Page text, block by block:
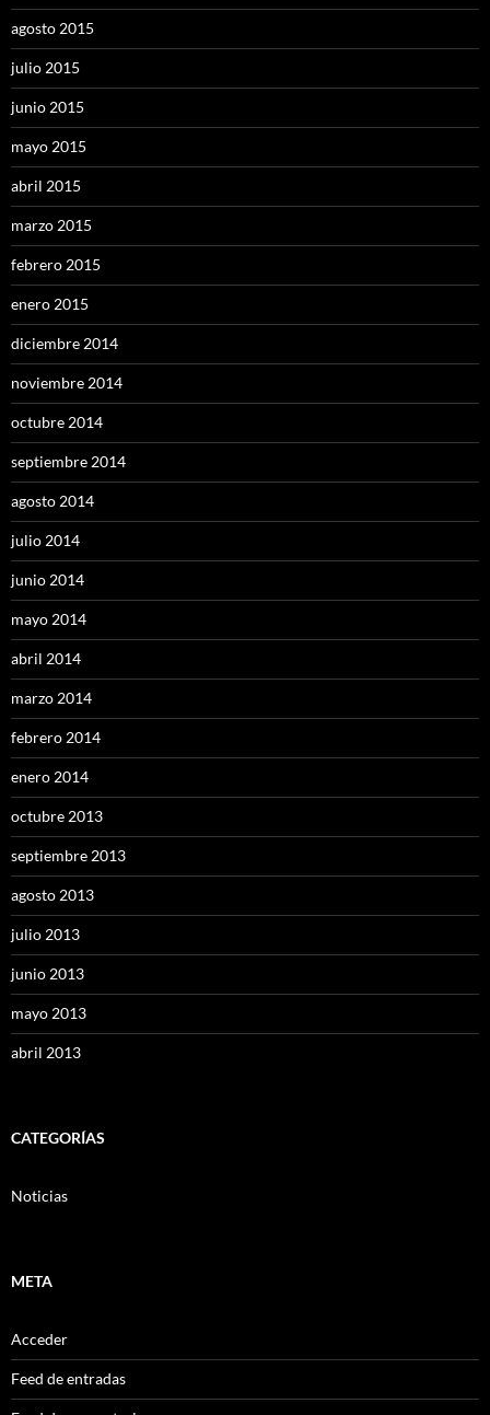
agosto 2015
julio 2015
junio 2015
mayo 2015
abril 2015
marzo 2015
febrero 2015
enero 2015
diciembre 2014
noviembre 2014
octubre 2014
septiembre 2014
agosto 2014
julio 2014
junio 2014
mayo 2014
abril 2014
marzo 2014
febrero 2014
enero 2014
octubre 2013
septiembre 2013
agosto 2013
julio 2013
junio 2013
mayo 2013
abril 2013
CATEGORÍAS
Noticias
META
Acceder
Feed de entradas